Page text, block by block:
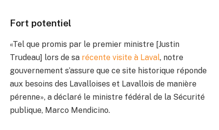
Fort potentiel
«Tel que promis par le premier ministre [Justin
Trudeau] lors de sa récente visite à Laval, notre
gouvernement s’assure que ce site historique réponde
aux besoins des Lavalloises et Lavallois de manière
pérenne», a déclaré le ministre fédéral de la Sécurité
publique, Marco Mendicino.